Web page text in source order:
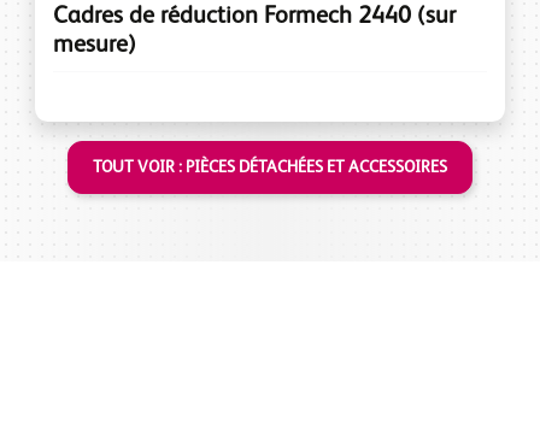
Cadres de réduction Formech 2440 (sur
mesure)
TOUT VOIR : PIÈCES DÉTACHÉES ET ACCESSOIRES